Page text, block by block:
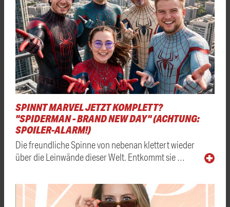
SPINNT MARVEL JETZT KOMPLETT?
"SPIDERMAN - BRAND NEW DAY" (ACHTUNG:
SPOILER-ALARM!)
Die freundliche Spinne von nebenan klettert wieder
über die Leinwände dieser Welt. Entkommt sie …